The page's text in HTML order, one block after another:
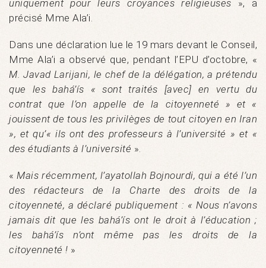
uniquement pour leurs croyances religieuses », a
précisé Mme Ala’i.
Dans une déclaration lue le 19 mars devant le Conseil,
Mme Ala’i a observé que, pendant l’EPU d’octobre, «
M. Javad Larijani, le chef de la délégation, a prétendu
que les bahá’ís « sont traités [avec] en vertu du
contrat que l’on appelle de la citoyenneté » et «
jouissent de tous les privilèges de tout citoyen en Iran
», et qu’« ils ont des professeurs à l’université » et «
des étudiants à l’université ».
«Mais récemment, l’ayatollah Bojnourdi, qui a été l’un
des rédacteurs de la Charte des droits de la
citoyenneté, a déclaré publiquement : « Nous n’avons
jamais dit que les bahá’ís ont le droit à l’éducation ;
les bahá’ís n’ont même pas les droits de la
citoyenneté ! »